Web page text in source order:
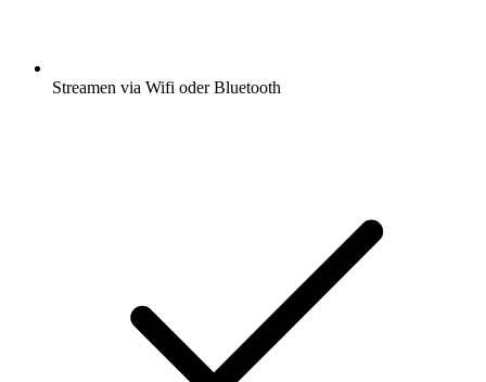
Streamen via Wifi oder Bluetooth